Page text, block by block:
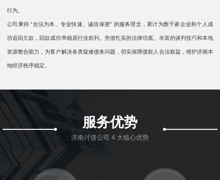
行为。
公司秉持 “合法为本、专业快速、诚信保密” 的服务理念，累计为数千家企业和个人成
功追回欠款，回款成功率稳居行业前列。凭借扎实的法律功底、丰富的谈判技巧和本地
资源整合能力，为客户解决各类疑难债务问题，切实保障债权人合法权益，维护济南本
地经济秩序稳定。
服务优势
济南讨债公司 4 大核心优势